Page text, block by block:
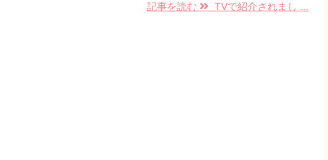
記事を読む TVで紹介されまし ...